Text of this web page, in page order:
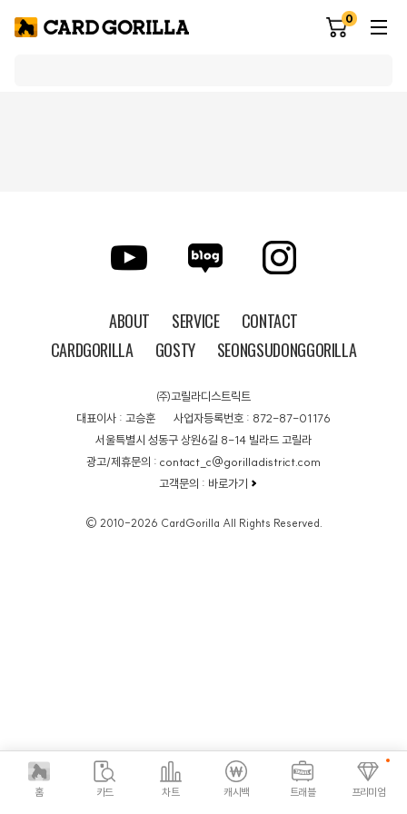
0
홈 카드 차트 캐시백 트래블 프리미엄
ABOUT SERVICE
CONTACT
CARDGORILLA
GOSTY SEONGSUDONGGORILLA
㈜고릴라디스트릭트
대표이사 : 고승훈
사업자등록번호 : 872-87-01176
서울특별시 성동구 상원6길 8-14 빌라드 고릴라
광고/제휴문의 : contact_c@gorilladistrict.com
고객문의 : 바로가기
© 2010-2026 CardGorilla All Rights Reserved.